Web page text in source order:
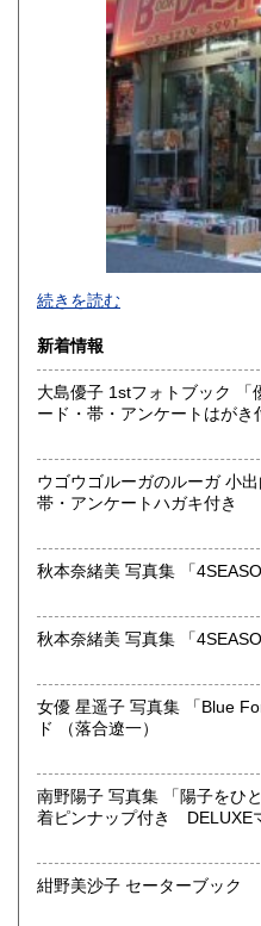
600円
600円
600円
新旧女優・アイドルのグラビ
映画・特撮、ゲーム・アニメ
お取り扱いは、趣味のものす
グラビアアイドル雑誌(キャ
ドルも歓迎)
古マンガ・アニメロマンアル
美少女ゲーム、プレミアゲ
映画パンフレット、プレミア
どんなジャンルでも買取する
東京近郊出張買取していま
沿線名：地下鉄(三田線、新
線)
定休日：なし 年末は30日午
り開店します
メール web@bookdash.net
お電話 03-3219-5991でも受
お取引内容は、ご依頼され
続きを読む
新着情報
大島優子 1stフォトブック
ード・帯・アンケートはが
ウゴウゴルーガのルーガ 小
帯・アンケートハガキ付き
秋本奈緒美 写真集 「
秋本奈緒美 写真集 「
女優 星遥子 写真集 「Blue
ド （落合遼一）
南野陽子 写真集 「陽子をひ
紺野美沙子 セーターブック